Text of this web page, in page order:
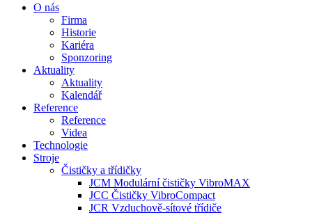
O nás
Firma
Historie
Kariéra
Sponzoring
Aktuality
Aktuality
Kalendář
Reference
Reference
Videa
Technologie
Stroje
Čističky a třídičky
JCM Modulární čističky VibroMAX
JCC Čističky VibroCompact
JCR Vzduchově-sítové třídiče